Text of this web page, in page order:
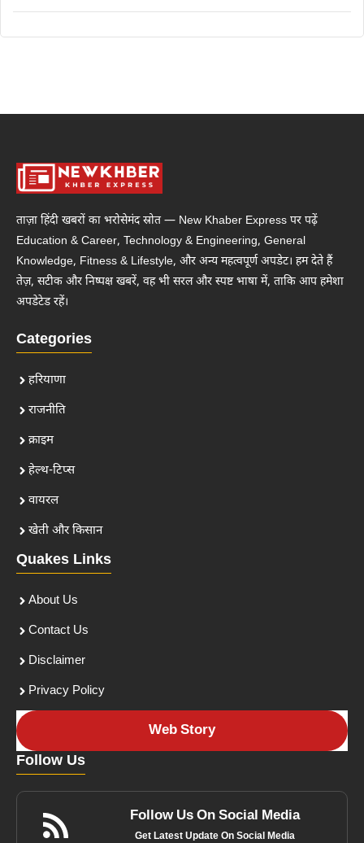
ताज़ा हिंदी खबरों का भरोसेमंद स्रोत — New Khaber Express पर पढ़ें
Education & Career, Technology & Engineering, General
Knowledge, Fitness & Lifestyle, और अन्य महत्वपूर्ण अपडेट। हम देते हैं
तेज़, सटीक और निष्पक्ष खबरें, वह भी सरल और स्पष्ट भाषा में, ताकि आप हमेशा
अपडेटेड रहें।
Categories
हरियाणा
राजनीति
क्राइम
हेल्थ-टिप्स
वायरल
खेती और किसान
Quakes Links
About Us
Contact Us
Disclaimer
Privacy Policy
Web Story
Follow Us
Follow Us On Social Media
Get Latest Update On Social Media